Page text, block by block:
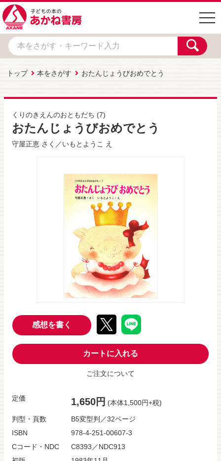
トップ 本をさがす おたんじょうびおめでとう
くりのきえんのおともだち (7)
おたんじょうびおめでとう
守屋正恵 さく／いもとようこ え
感想を書く
カートに入れる
ご注文について
定価 1,650円 (本体1,500円+税)
判型・頁数
B5変型判／32ページ
ISBN
978-4-251-00607-3
Cコード・NDC
C8393／NDC913